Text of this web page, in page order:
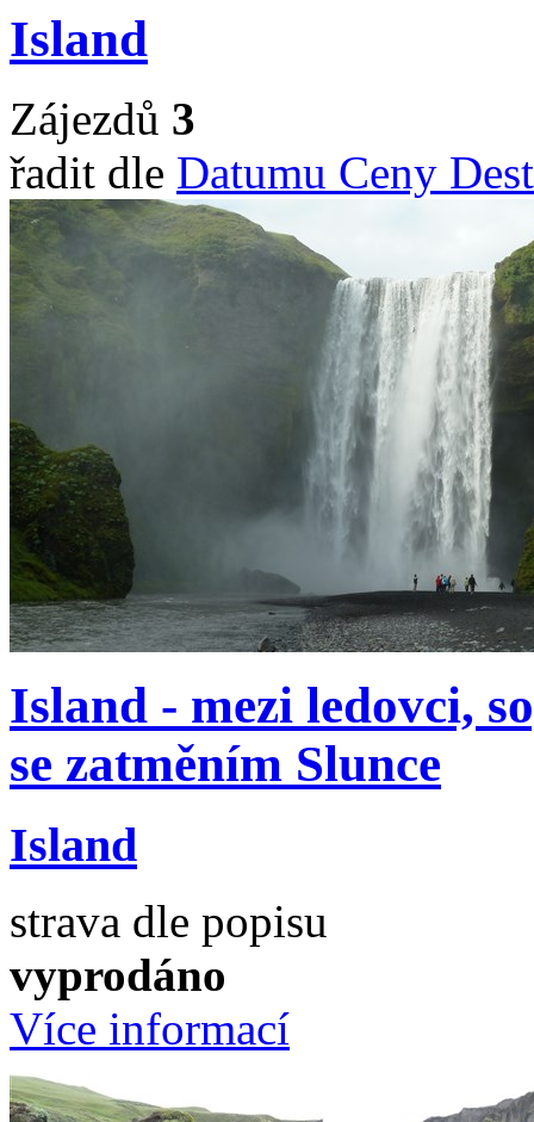
Island
Zájezdů 3
řadit dle Datumu Ceny
Island - mezi ledovci,
se zatměním Slunce
Island
strava dle popisu
vyprodáno
Více informací